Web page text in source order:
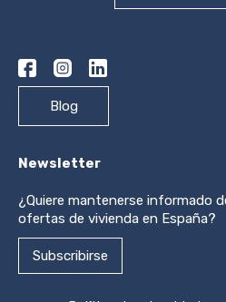
Blog
Newsletter
¿Quiere mantenerse informado
ofertas de vivienda en España?
Subscribirse